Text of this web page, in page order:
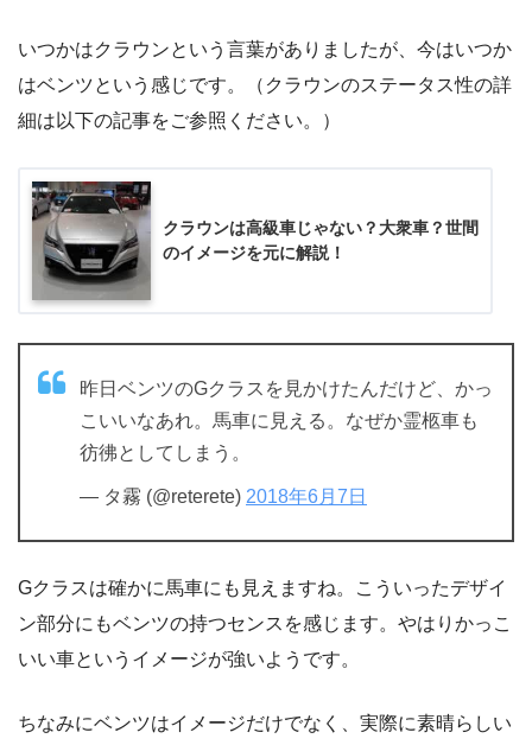
いつかはクラウンという言葉がありましたが、今はいつか
はベンツという感じです。（クラウンのステータス性の詳
細は以下の記事をご参照ください。）
クラウンは高級車じゃない？大衆車？世間
のイメージを元に解説！
昨日ベンツのGクラスを見かけたんだけど、かっ
こいいなあれ。馬車に見える。なぜか霊柩車も
彷彿としてしまう。
— タ霧 (@reterete) 2018年6月7日
Gクラスは確かに馬車にも見えますね。こういったデザイ
ン部分にもベンツの持つセンスを感じます。やはりかっこ
いい車というイメージが強いようです。
ちなみにベンツはイメージだけでなく、実際に素晴らしい